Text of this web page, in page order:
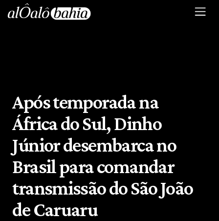
Após temporada na
África do Sul, Dinho
Júnior desembarca no
Brasil para comandar
transmissão do São João
de Caruaru